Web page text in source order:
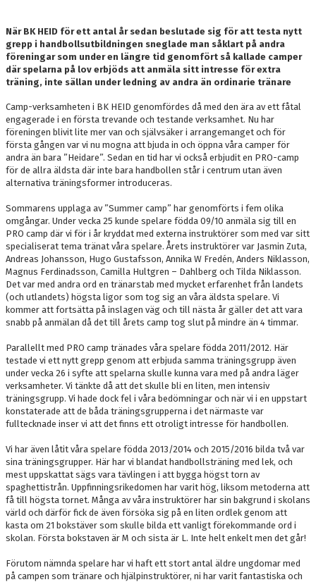
När BK HEID för ett antal år sedan beslutade sig för att testa nytt
grepp i handbollsutbildningen sneglade man såklart på andra
föreningar som under en längre tid genomfört så kallade camper
där spelarna på lov erbjöds att anmäla sitt intresse för extra
träning, inte sällan under ledning av andra än ordinarie tränare
Camp-verksamheten i BK HEID genomfördes då med den ära av ett fåtal
engagerade i en första trevande och testande verksamhet. Nu har
föreningen blivit lite mer van och självsäker i arrangemanget och för
första gången var vi nu mogna att bjuda in och öppna våra camper för
andra än bara ”Heidare”. Sedan en tid har vi också erbjudit en PRO-camp
för de allra äldsta där inte bara handbollen står i centrum utan även
alternativa träningsformer introduceras.
Sommarens upplaga av ”Summer camp” har genomförts i fem olika
omgångar. Under vecka 25 kunde spelare födda 09/10 anmäla sig till en
PRO camp där vi för i år kryddat med externa instruktörer som med var sitt
specialiserat tema tränat våra spelare. Årets instruktörer var Jasmin Zuta,
Andreas Johansson, Hugo Gustafsson, Annika W Fredén, Anders Niklasson,
Magnus Ferdinadsson, Camilla Hultgren – Dahlberg och Tilda Niklasson.
Det var med andra ord en tränarstab med mycket erfarenhet från landets
(och utlandets) högsta ligor som tog sig an våra äldsta spelare. Vi
kommer att fortsätta på inslagen väg och till nästa år gäller det att vara
snabb på anmälan då det till årets camp tog slut på mindre än 4 timmar.
Parallellt med PRO camp tränades våra spelare födda 2011/2012. Här
testade vi ett nytt grepp genom att erbjuda samma träningsgrupp även
under vecka 26 i syfte att spelarna skulle kunna vara med på andra läger
verksamheter. Vi tänkte då att det skulle bli en liten, men intensiv
träningsgrupp. Vi hade dock fel i våra bedömningar och när vi i en uppstart
konstaterade att de båda träningsgrupperna i det närmaste var
fulltecknade inser vi att det finns ett otroligt intresse för handbollen.
Vi har även låtit våra spelare födda 2013/2014 och 2015/2016 bilda två var
sina träningsgrupper. Här har vi blandat handbollsträning med lek, och
mest uppskattat sägs vara tävlingen i att bygga högst torn av
spaghettistrån. Uppfinningsrikedomen har varit hög, liksom metoderna att
få till högsta tornet. Många av våra instruktörer har sin bakgrund i skolans
värld och därför fick de även försöka sig på en liten ordlek genom att
kasta om 21 bokstäver som skulle bilda ett vanligt förekommande ord i
skolan. Första bokstaven är M och sista är L. Inte helt enkelt men det går!
Förutom nämnda spelare har vi haft ett stort antal äldre ungdomar med
på campen som tränare och hjälpinstruktörer, ni har varit fantastiska och